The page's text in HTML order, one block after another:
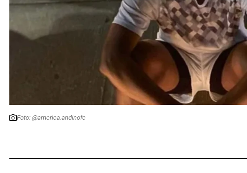
Foto: @america.andinofc